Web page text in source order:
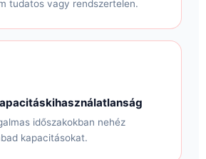
tudatos vagy rendszertelen.
időszakokban nehéz
kapacitásokat.